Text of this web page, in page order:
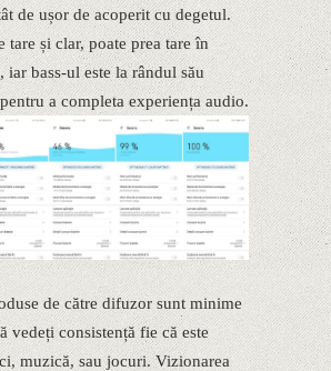
de ușor de acoperit cu degetul.
tare și clar, poate prea tare în
iar bass-ul este la rândul său
a completa experiența audio.
de către difuzor sunt minime
vedeți consistență fie că este
muzică, sau jocuri. Vizionarea